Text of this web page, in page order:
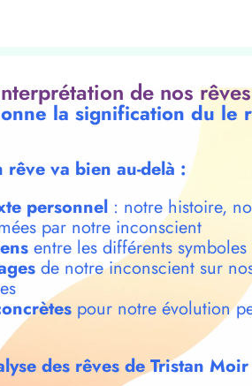
de nos rêves
la signification du le
rêve va bien au-delà :
personnel: notre histoire,
par notre inconscient
entre les différents
de notre inconscient sur
pour notre évolution
des rêves de Tristan